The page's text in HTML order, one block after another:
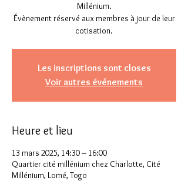
Millénium.
Évènement réservé aux membres à jour de leur
cotisation.
Les inscriptions sont closes
Voir autres événements
Heure et lieu
13 mars 2025, 14:30 – 16:00
Quartier cité millénium chez Charlotte, Cité
Millénium, Lomé, Togo